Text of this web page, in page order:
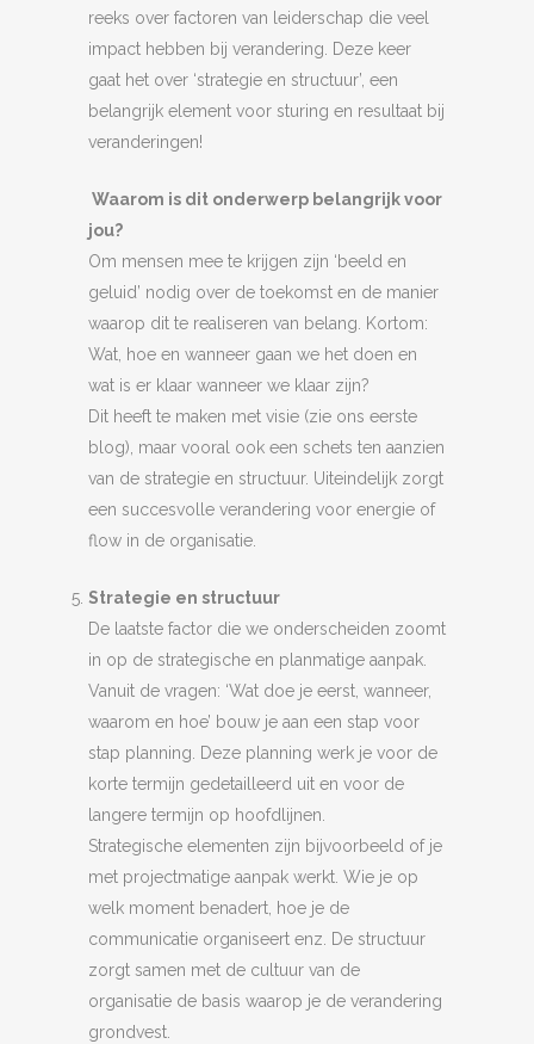
reeks over factoren van leiderschap die veel
impact hebben bij verandering. Deze keer
gaat het over ‘strategie en structuur’, een
belangrijk element voor sturing en resultaat bij
veranderingen!
Waarom is dit onderwerp belangrijk voor
jou?
Om mensen mee te krijgen zijn ‘beeld en
geluid’ nodig over de toekomst en de manier
waarop dit te realiseren van belang. Kortom:
Wat, hoe en wanneer gaan we het doen en
wat is er klaar wanneer we klaar zijn?
Dit heeft te maken met visie (zie ons eerste
blog), maar vooral ook een schets ten aanzien
van de strategie en structuur. Uiteindelijk zorgt
een succesvolle verandering voor energie of
flow in de organisatie.
Strategie en structuur
De laatste factor die we onderscheiden zoomt
in op de strategische en planmatige aanpak.
Vanuit de vragen: ‘Wat doe je eerst, wanneer,
waarom en hoe’ bouw je aan een stap voor
stap planning. Deze planning werk je voor de
korte termijn gedetailleerd uit en voor de
langere termijn op hoofdlijnen.
Strategische elementen zijn bijvoorbeeld of je
met projectmatige aanpak werkt. Wie je op
welk moment benadert, hoe je de
communicatie organiseert enz. De structuur
zorgt samen met de cultuur van de
organisatie de basis waarop je de verandering
grondvest.